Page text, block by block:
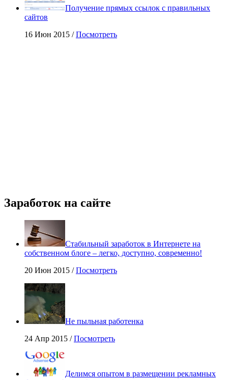
Получение прямых ссылок с правильных
сайтов
16 Июн 2015 /Посмотреть
Заработок на сайте
Стабильный заработок в Интернете на
собственном блоге – легко, доступно, современно!
20 Июн 2015 /Посмотреть
Не пыльная работенка
24 Апр 2015 /Посмотреть
Делимся опытом в размещении рекламных